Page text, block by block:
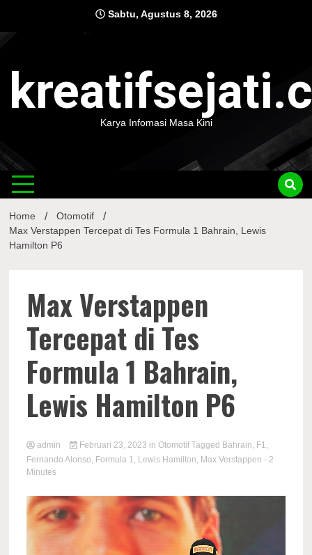
content
Sabtu, Agustus 8, 2026
Karya Infomasi Masa Kini
Home
Otomotif
Max Verstappen Tercepat di Tes Formula 1 Bahrain, Lewis
Hamilton P6
Max Verstappen
Tercepat di Tes
Formula 1 Bahrain,
Lewis Hamilton P6
admin Februari 23, 2023 in Otomotif Tagged Bahrain, F1,
Fernando Alonso, Formula 1, Lewis Hamilton, Max Verstappen - 2
Minutes